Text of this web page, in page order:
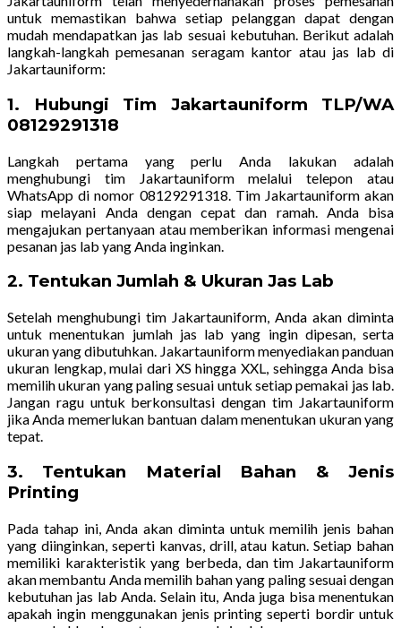
untuk memastikan bahwa setiap pelanggan dapat dengan
mudah mendapatkan jas lab sesuai kebutuhan. Berikut adalah
langkah-langkah pemesanan seragam kantor atau jas lab di
Jakartauniform:
1.
Hubungi Tim Jakartauniform TLP/WA
08129291318
Langkah pertama yang perlu Anda lakukan adalah
menghubungi tim Jakartauniform melalui telepon atau
WhatsApp di nomor 08129291318. Tim Jakartauniform akan
siap melayani Anda dengan cepat dan ramah. Anda bisa
mengajukan pertanyaan atau memberikan informasi mengenai
pesanan jas lab yang Anda inginkan.
2. Tentukan Jumlah & Ukuran Jas Lab
Setelah menghubungi tim Jakartauniform, Anda akan diminta
untuk menentukan jumlah jas lab yang ingin dipesan, serta
ukuran yang dibutuhkan. Jakartauniform menyediakan panduan
ukuran lengkap, mulai dari XS hingga XXL, sehingga Anda bisa
memilih ukuran yang paling sesuai untuk setiap pemakai jas lab.
Jangan ragu untuk berkonsultasi dengan tim Jakartauniform
jika Anda memerlukan bantuan dalam menentukan ukuran yang
tepat.
3. Tentukan Material Bahan & Jenis
Printing
Pada tahap ini, Anda akan diminta untuk memilih jenis bahan
yang diinginkan, seperti kanvas, drill, atau katun. Setiap bahan
memiliki karakteristik yang berbeda, dan tim Jakartauniform
akan membantu Anda memilih bahan yang paling sesuai dengan
kebutuhan jas lab Anda. Selain itu, Anda juga bisa menentukan
apakah ingin menggunakan jenis printing seperti bordir untuk